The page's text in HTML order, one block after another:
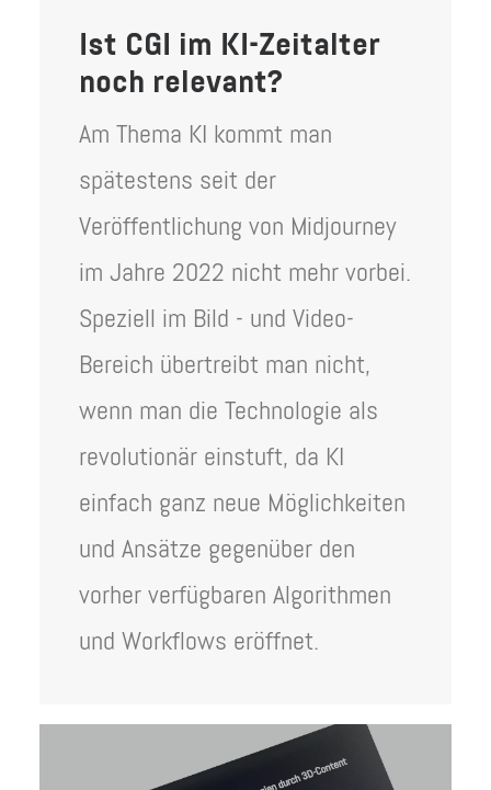
Ist CGI im KI-Zeitalter
noch relevant?
Am Thema KI kommt man
spätestens seit der
Veröffentlichung von Midjourney
im Jahre 2022 nicht mehr vorbei.
Speziell im Bild - und Video-
Bereich übertreibt man nicht,
wenn man die Technologie als
revolutionär einstuft, da KI
einfach ganz neue Möglichkeiten
und Ansätze gegenüber den
vorher verfügbaren Algorithmen
und Workflows eröffnet.